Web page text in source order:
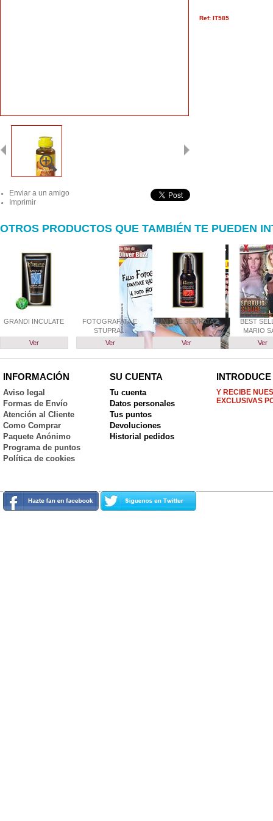
Enviar a un amigo
Imprimir
Ref: IT585
OTROS PRODUCTOS QUE TAMBIÉN TE PUEDEN
GRANDI INCULATE
Ver
FOTOGRAFATA E
STUPRA...
Ver
PUNITA E SCOPATA 2
Ver
BEST
MARIO
Ver
INFORMACIÓN
Aviso legal
Formas de Envío
Atención al Cliente
Como Comprar
Paquete Anónimo
Programa de puntos
Política de cookies
SU CUENTA
Tu cuenta
Datos personales
Tus puntos
Devoluciones
Historial pedidos
Y RECIBE
EXCLUSIVAS